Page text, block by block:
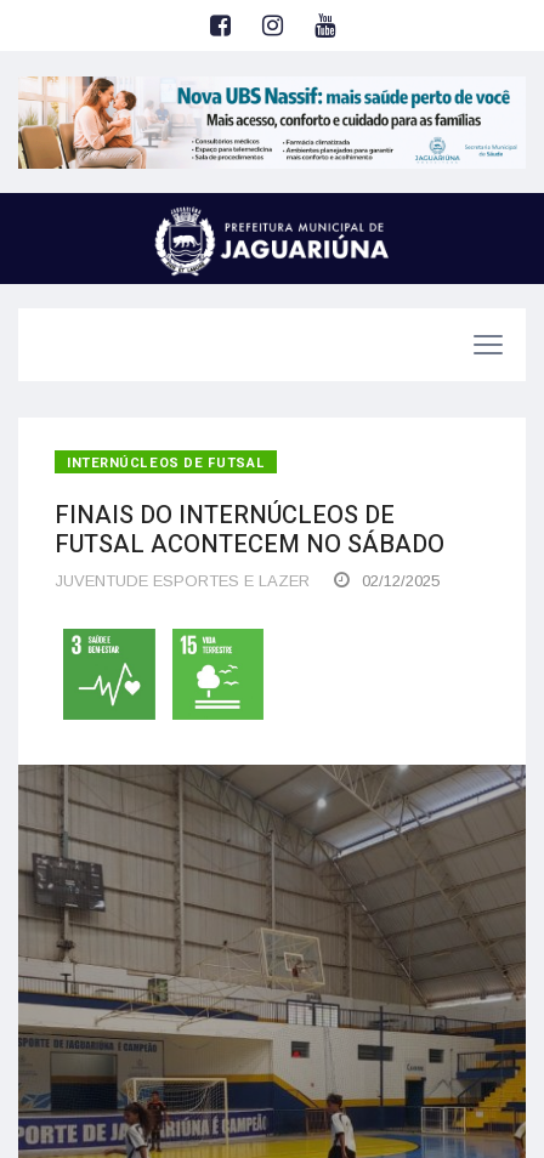
INTERNÚCLEOS DE FUTSAL
FINAIS DO INTERNÚCLEOS DE
FUTSAL ACONTECEM NO SÁBADO
JUVENTUDE ESPORTES E LAZER 02/12/2025